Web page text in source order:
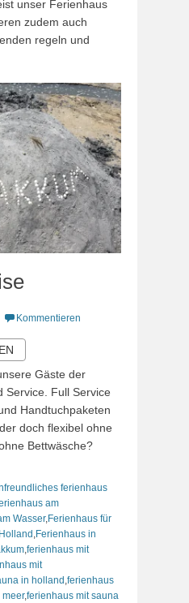
unser Ferienhaus
zudem auch
regeln und
Kommentieren
Gäste der
Service. Full Service
Handtuchpaketen
doch flexibel ohne
Bettwäsche?
ferienhaus
am
Wasser,Ferienhaus für
,Ferienhaus in
,ferienhaus mit
mit
in holland ,ferienhaus
,ferienhaus mit sauna